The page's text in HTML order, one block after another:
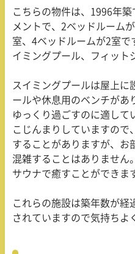
こちらの物件は、 1996年築
メントで、 2ベッドルームが
室、 4ベッドルームが2室で
イミングプール、フィット
スイミングプールは屋上に
ールや休息用のベンチがあ
ゆっくり過ごすのに適して
こじんまりしていますので
することがありますが、お
混雑することはありません
サウナで癒すことができま
これらの施設は築年数が経
されていますので気持ちよ